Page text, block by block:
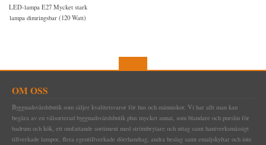
LED-lampa E27 Mycket stark
lampa dimringsbar (120 Watt)
OM OSS
Byggnadsvårdsbutik som säljer kvalitetsvaror för hus och människor. Vi har allt man kan
begära av en välsorterad byggnadsvårdsbutik plus mycket annat, som blandare och porslin för
badrum och kök, ett omfattande sortiment med strömbrytare och uttag samt hantverksmässigt
tillverkade lampor, flera egentillverkade dörrhandtag, andra beslag samt emaljskyltar och inte